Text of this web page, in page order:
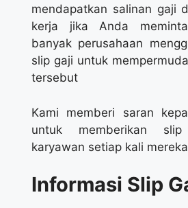
mendapatkan salinan gaji
kerja jika Anda
banyak perusahaan
slip gaji untuk
tersebut
Kami memberi saran
untuk memberikan
karyawan setiap kali
Informasi Slip